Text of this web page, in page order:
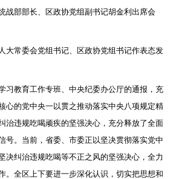
战部部长、区政协党组副书记胡金利出席会
大常委会党组书记、区政协党组书记作表态发
习教育工作专班、中央纪委办公厅的通报，充
心的党中央一以贯之推动落实中央八项规定精
治违规吃喝顽疾的坚强决心，充分释放了全面
号。当前，省委、市委正以坚决贯彻落实党中
决纠治违规吃喝等不正之风的坚强决心，全力
。全区上下要进一步深化认识，切实把思想和